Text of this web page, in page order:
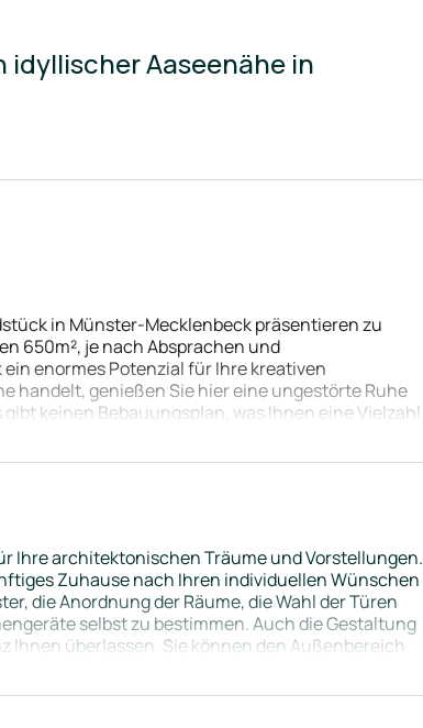
idyllischer Aaseenähe in
in Münster-Mecklenbeck präsentieren zu
650m², je nach Absprachen und
enormes Potenzial für Ihre kreativen
handelt, genießen Sie hier eine ungestörte Ruhe
keinen Bebauungsplan, was Ihnen eine Vielzahl
Ihren Wünschen kaum Grenzen gesetzt. Die
zu gestalten und Ihren Wohntraum in
die unmittelbare Nähe zum Aasee, der nur eine
Ihre architektonischen Träume und Vorstellungen.
Zuhause nach Ihren individuellen Wünschen
die Anordnung der Räume, die Wahl der Türen
selbst zu bestimmen. Auch die Gestaltung
Ihnen überlassen. Sie können den Außenbereich
planen. Stellen Sie sich vor, Sie gestalten Ihre